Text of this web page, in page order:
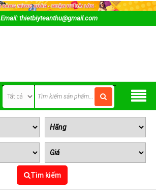
Email: thietbiyteanthu@gmail.com
Tìm kiếm